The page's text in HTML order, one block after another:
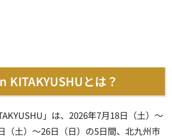
KITAKYUSHUとは？
」は、2026年7月18日（土）～
（土）～26日（日）の5日間、北九州市